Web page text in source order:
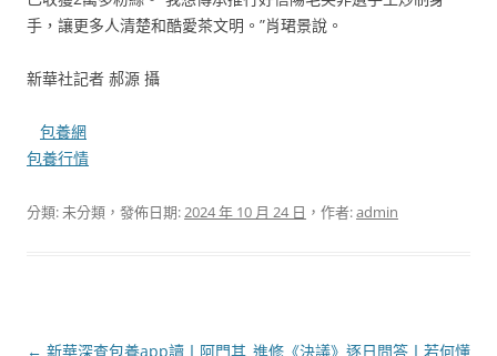
手，讓更多人清楚和酷愛茶文明。”肖珺景說。
新華社記者 郝源 攝
包養網
包養行情
分類: 未分類，發佈日期:2024 年 10 月 24 日 ，作者:admin
文
← 新華深查包養app讀丨阿門其 進修《決議》逐日問答丨若何懂